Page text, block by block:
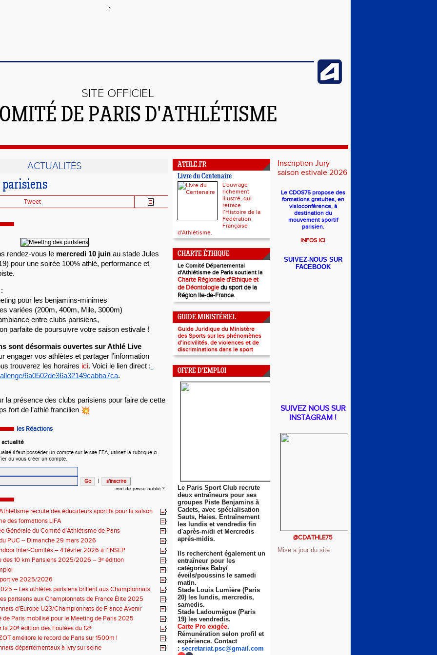
SITE OFFICIEL
DE PARIS D'ATHLÉTISME
ACTUALITÉS
parisiens
Tweet
rendez-vous le mercredi 10 juin au stade Jules
pour une soirée 100% athlé, performance et
pour les benjamins-minimes
variées (200m, 400m, Mile, 3000m)
entre clubs parisiens,
parfaite de poursuivre votre saison estivale !
sont désormais ouvertes sur Athlé Live
engager vos athlètes et partager l’information
trouverez les horaires ici. Voici le lien direct :
6a0502de36a32149cabba7ca.
la présence des clubs parisiens pour faire de cette
fort de l’athlé francilien
les Réactions
actualité
il faut posséder un compte sur le site FFA, utilisez la rubrique ci-
ou vous créer un compte.
|
mot de passe oublié ?
recrute des éducateurs sportifs pour la saison
!
des formations LIFA
Générale du Comité d’Athlétisme de Paris
PUC – Dimanche 29 mars 2026
Inter-Comités – 4 février 2026 à l’INSEP
des 10 km Parisiens 2025/2026 – 3ᵉ édition
2025/2026
– Les athlètes parisiens brillent aux Championnats
Éliteparisiens aux Championnats de France Élite 2025
d'Europe U23/Championnats de France Avenir
de Paris mobilisé pour le Meeting de Paris 2025
la 20ᵉ édition des Foulées du 12ᵉ
améliore le record de Paris sur 1500m !
départementaux à Ivry sur seine
ATHLE.FR
Livre du Centenaire
L'ouvrage
richement
illustré, qui
retrace
l’Histoire de la
Fédération
Française
d'Athlétisme.
CHARTE ÉTHIQUE
Le Comité Départemental
d'Athlétisme de Paris soutient la
Charte Régionale d'Ethique et
de Déontologiedu sport de la
Région Ile-de-France.
GUIDE MINISTÉRIEL
Guide Juridique du Ministère
des Sports sur les phénomènes
d’incivilités, de violences et de
discriminations dans le sport
OFFRE D'EMPLOI
Le Paris Sport Club recrute
deux entraîneurs pour ses
groupes Piste Benjamins à
Cadets, avec spécialisation
Sauts, Haies. Entraînement
les lundis et vendredis fin
d'après-midi et Mercredis
après-midis.
Ils recherchent également un
entraîneur pour les
catégories Baby/
éveils/poussins le samedi
matin.
Stade Louis Lumière (Paris
20) les lundis, mercredis,
samedis.
Stade Ladoumègue (Paris
19) les vendredis.
Carte Pro exigée.
Rémunération selon profil et
expérience. Contact
: secretariat.psc@gmail.com
Inscription Jury
saison estivale 2026
Le CDOS75 propose des
formations gratuites, en
visioconférence, à
destination du
mouvement sportif
parisien.
INFOS ICI
SUIVEZ-NOUS SUR
FACEBOOK
SUIVEZ NOUS SUR
INSTAGRAM !
@CDATHLE75
Mise a jour du site